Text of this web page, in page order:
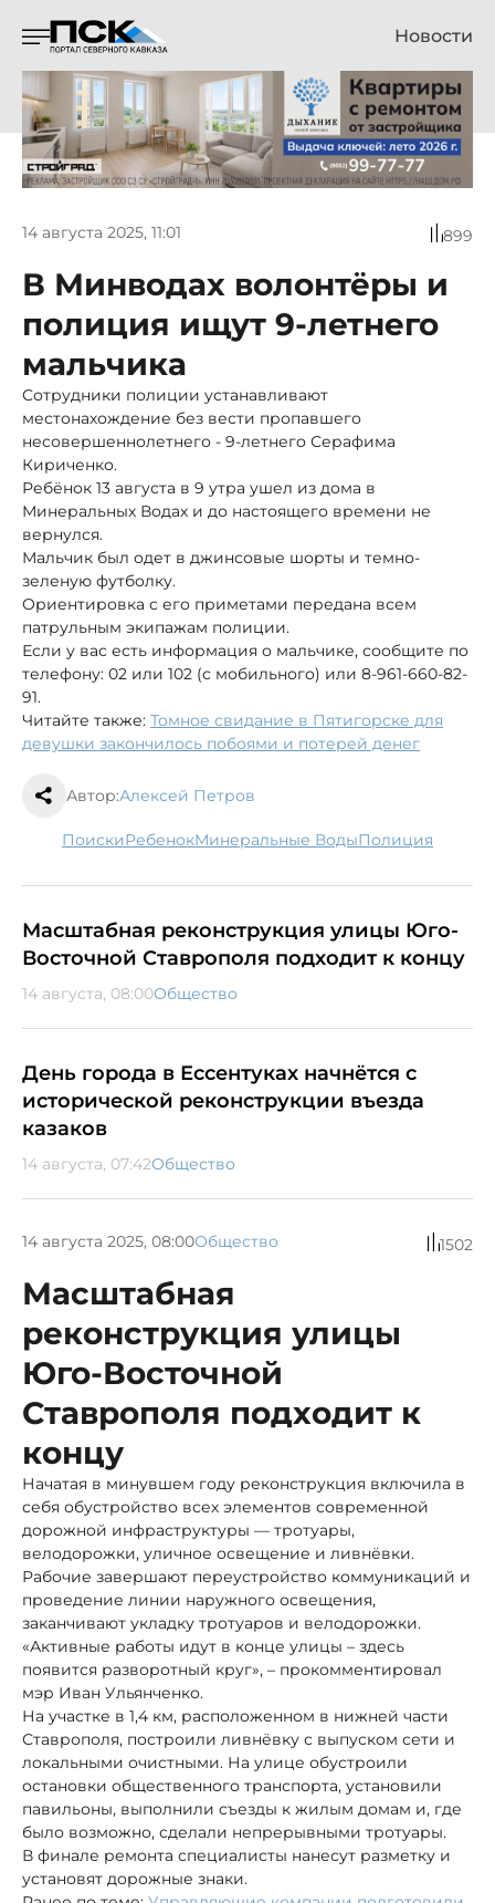
Новости
14 августа 2025, 11:01 899
В Минводах волонтёры и
полиция ищут 9-летнего
мальчика
Сотрудники полиции устанавливают
местонахождение без вести пропавшего
несовершеннолетнего - 9-летнего Серафима
Кириченко.
Ребёнок 13 августа в 9 утра ушел из дома в
Минеральных Водах и до настоящего времени не
вернулся.
Мальчик был одет в джинсовые шорты и темно-
зеленую футболку.
Ориентировка с его приметами передана всем
патрульным экипажам полиции.
Если у вас есть информация о мальчике, сообщите по
телефону: 02 или 102 (с мобильного) или 8-961-660-82-
91.
Читайте также: Томное свидание в Пятигорске для
девушки закончилось побоями и потерей денег
Автор:Алексей Петров
поиски ребенок Минеральные Воды полиция
Масштабная реконструкция улицы Юго-
Восточной Ставрополя подходит к концу
14 августа, 08:00Общество
День города в Ессентуках начнётся с
исторической реконструкции въезда
казаков
14 августа, 07:42Общество
14 августа 2025, 08:00Общество 1502
Масштабная
реконструкция улицы
Юго-Восточной
Ставрополя подходит к
концу
Начатая в минувшем году реконструкция включила в
себя обустройство всех элементов современной
дорожной инфраструктуры — тротуары,
велодорожки, уличное освещение и ливнёвки.
Рабочие завершают переустройство коммуникаций и
проведение линии наружного освещения,
заканчивают укладку тротуаров и велодорожки.
«Активные работы идут в конце улицы – здесь
появится разворотный круг», – прокомментировал
мэр Иван Ульянченко.
На участке в 1,4 км, расположенном в нижней части
Ставрополя, построили ливнёвку с выпуском сети и
локальными очистными. На улице обустроили
остановки общественного транспорта, установили
павильоны, выполнили съезды к жилым домам и, где
было возможно, сделали непрерывными тротуары.
В финале ремонта специалисты нанесут разметку и
установят дорожные знаки.